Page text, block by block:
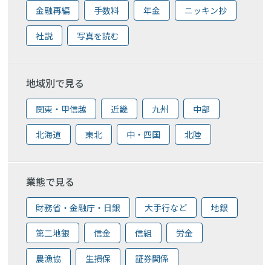
金融再編 手数料 年金 ニッキン抄
社説 写真を読む
地域別で見る
関東・甲信越 近畿 九州 中部
北海道 東北 中・四国 北陸
業態で見る
財務省・金融庁・日銀 大手行など 地銀
第二地銀 信金 信組 労金
農漁協 生損保 証券関係